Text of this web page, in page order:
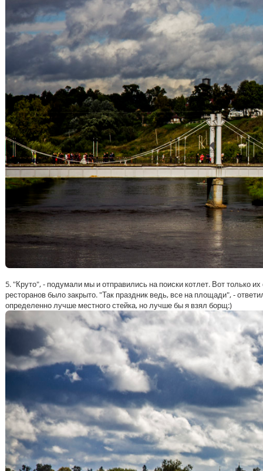
5. "Круто", - подумали мы и отправились на поиски котлет. Вот
ресторанов было закрыто. "Так праздник ведь, все на площади", -
определенно лучше местного стейка, но лучше бы я взял борщ:)